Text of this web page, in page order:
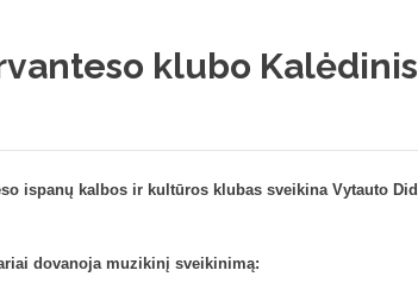
klubo
ispanų kalbos ir kultūros klubas sveikina Vytauto
dovanoja muzikinį sveikinimą: